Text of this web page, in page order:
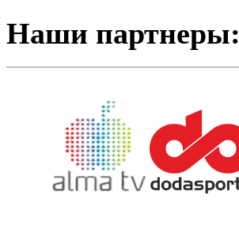
Наши партнеры: